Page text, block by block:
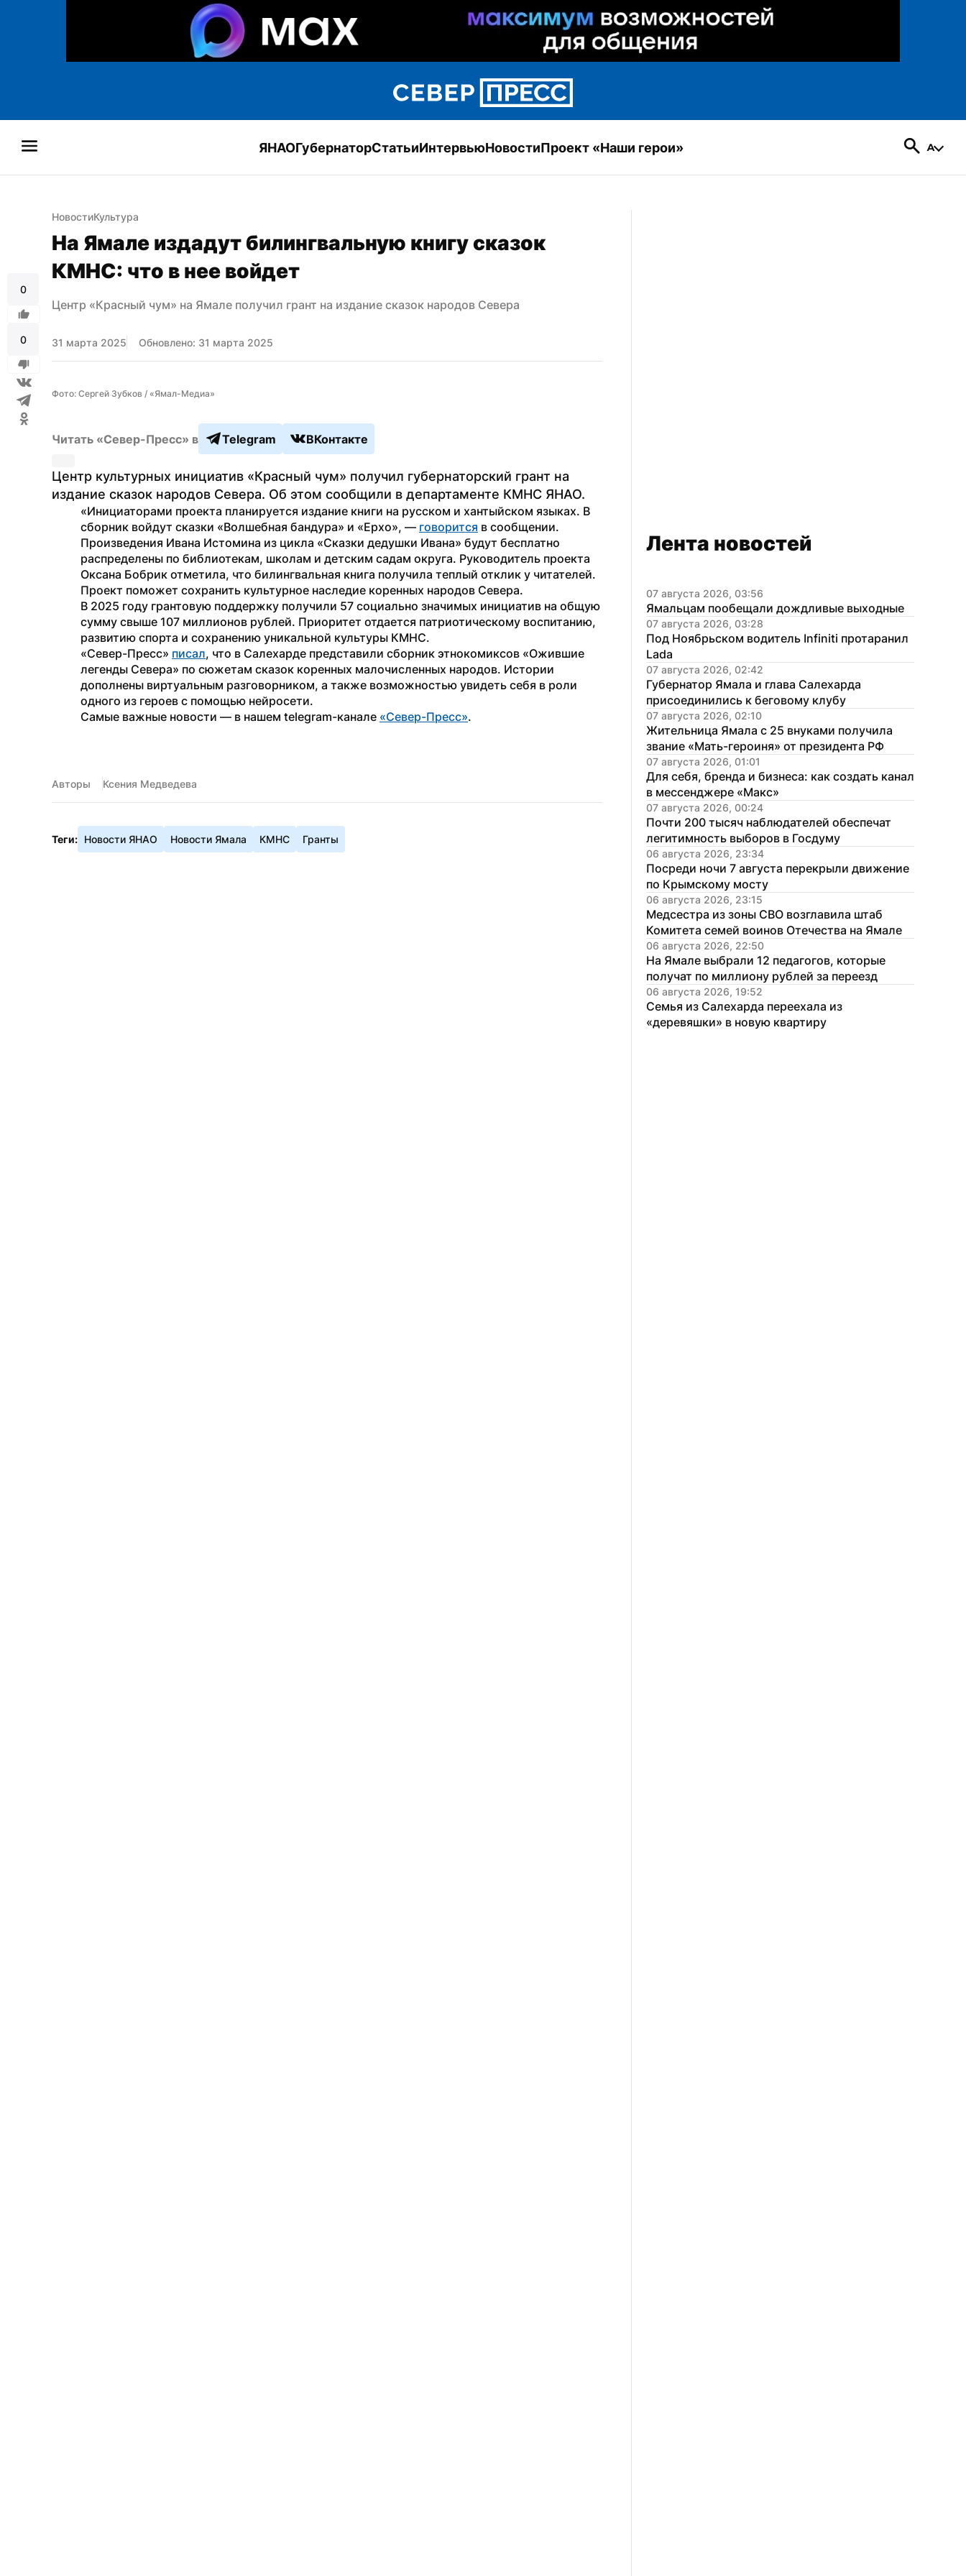
ЯНАОГубернаторСтатьиИнтервьюНовостиПроект «Наши герои»
0
0
НовостиКультура
На Ямале издадут билингвальную книгу сказок
КМНС: что в нее войдет
Центр «Красный чум» на Ямале получил грант на издание сказок народов Севера
31 марта 2025 Обновлено: 31 марта 2025
Фото: Сергей Зубков / «Ямал-Медиа»
Читать «Север-Пресс» в Telegram ВКонтакте
Центр культурных инициатив «Красный чум» получил губернаторский грант на
издание сказок народов Севера. Об этом сообщили в департаменте КМНС ЯНАО.
«Инициаторами проекта планируется издание книги на русском и хантыйском языках. В
сборник войдут сказки «Волшебная бандура» и «Ерхо», — говорится в сообщении.
Произведения Ивана Истомина из цикла «Сказки дедушки Ивана» будут бесплатно
распределены по библиотекам, школам и детским садам округа. Руководитель проекта
Оксана Бобрик отметила, что билингвальная книга получила теплый отклик у читателей.
Проект поможет сохранить культурное наследие коренных народов Севера.
В 2025 году грантовую поддержку получили 57 социально значимых инициатив на общую
сумму свыше 107 миллионов рублей. Приоритет отдается патриотическому воспитанию,
развитию спорта и сохранению уникальной культуры КМНС.
«Север-Пресс» писал, что в Салехарде представили сборник этнокомиксов «Ожившие
легенды Севера» по сюжетам сказок коренных малочисленных народов. Истории
дополнены виртуальным разговорником, а также возможностью увидеть себя в роли
одного из героев с помощью нейросети.
Самые важные новости — в нашем telegram-канале «Север-Пресс».
Авторы Ксения Медведева
Теги: Новости ЯНАО Новости Ямала КМНС Гранты
Лента новостей
07 августа 2026, 03:56
Ямальцам пообещали дождливые выходные
07 августа 2026, 03:28
Под Ноябрьском водитель Infiniti протаранил
Lada
07 августа 2026, 02:42
Губернатор Ямала и глава Салехарда
присоединились к беговому клубу
07 августа 2026, 02:10
Жительница Ямала с 25 внуками получила
звание «Мать-героиня» от президента РФ
07 августа 2026, 01:01
Для себя, бренда и бизнеса: как создать канал
в мессенджере «Макс»
07 августа 2026, 00:24
Почти 200 тысяч наблюдателей обеспечат
легитимность выборов в Госдуму
06 августа 2026, 23:34
Посреди ночи 7 августа перекрыли движение
по Крымскому мосту
06 августа 2026, 23:15
Медсестра из зоны СВО возглавила штаб
Комитета семей воинов Отечества на Ямале
06 августа 2026, 22:50
На Ямале выбрали 12 педагогов, которые
получат по миллиону рублей за переезд
06 августа 2026, 19:52
Семья из Салехарда переехала из
«деревяшки» в новую квартиру